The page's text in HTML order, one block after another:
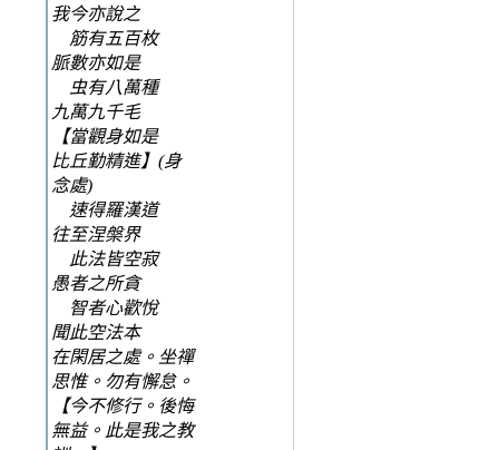
我今亦說之
筋有五百枚
脈數亦如是
虫有八萬種
九萬九千毛
【當觀身如是
比丘勤精進】(身
念處)
速得羅漢道
往至涅槃界
此法皆空寂
愚者之所貪
智者心歡悅
聞此空法本
在閑居之處。坐禪
思惟。勿有懈怠。
【今不修行。後悔
無益。此是我之教